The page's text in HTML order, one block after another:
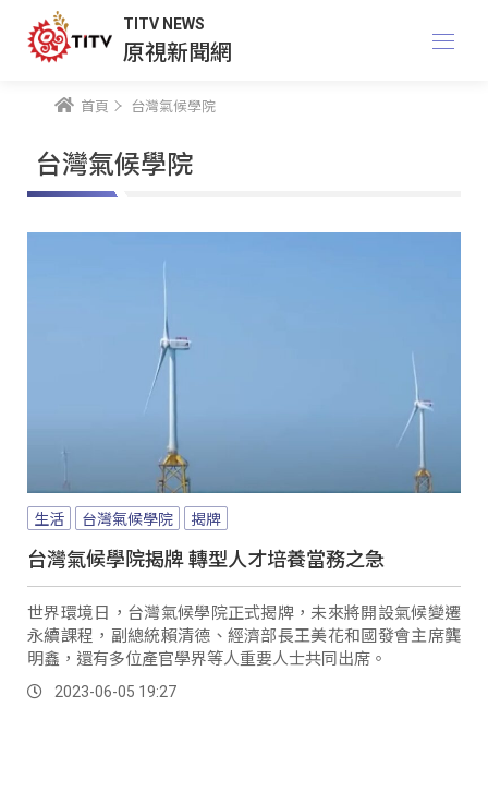
TITV NEWS
原視新聞網
首頁 台灣氣候學院
台灣氣候學院
生活 台灣氣候學院 揭牌
台灣氣候學院揭牌 轉型人才培養當務之急
世界環境日，台灣氣候學院正式揭牌，未來將開設氣候變遷
永續課程，副總統賴清德、經濟部長王美花和國發會主席龔
明鑫，還有多位產官學界等人重要人士共同出席。
2023-06-05 19:27